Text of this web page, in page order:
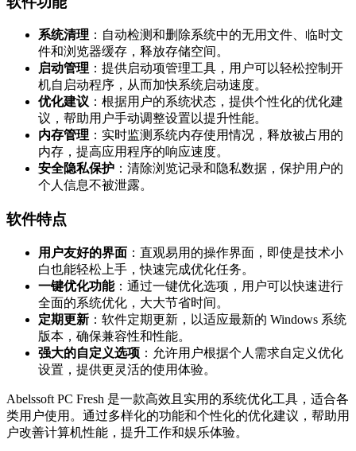
系统清理 ：自动检测和删除系统中的无用文件、临时文
件和浏览器缓存，释放存储空间。
启动管理 ：提供启动项管理工具，用户可以轻松控制开
机自启动程序，从而加快系统启动速度。
优化建议 ：根据用户的系统状态，提供个性化的优化建
议，帮助用户手动调整设置以提升性能。
内存管理 ：实时监测系统内存使用情况，释放被占用的
内存，提高应用程序的响应速度。
安全隐私保护 ：清除浏览记录和隐私数据，保护用户的
个人信息不被泄露。
软件特点
用户友好的界面 ：直观易用的操作界面，即使是技术小
白也能轻松上手，快速完成优化任务。
一键优化功能：通过一键优化选项，用户可以快速进行
全面的系统优化，大大节省时间。
定期更新 ：软件定期更新，以适应最新的 Windows 系统
版本，确保兼容性和性能。
强大的自定义选项 ：允许用户根据个人需求自定义优化
设置，提供更灵活的使用体验。
Abelssoft PC Fresh 是一款高效且实用的系统优化工具，适合各
类用户使用。通过多样化的功能和个性化的优化建议，帮助用
户改善计算机性能，提升工作和娱乐体验。